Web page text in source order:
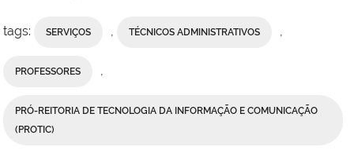
tags: SERVIÇOS , TÉCNICOS ADMINISTRATIVOS ,
PROFESSORES ,
PRÓ-REITORIA DE TECNOLOGIA DA INFORMAÇÃO E COMUNICAÇÃO
(PROTIC)